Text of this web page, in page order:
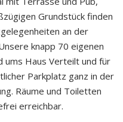
Grundstück finden
an der
knapp 70 eigenen
ums Haus Verteilt und für
Parkplatz ganz in der
Räume und Toiletten
erreichbar.